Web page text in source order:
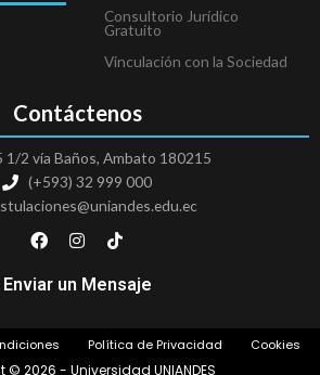
Consultorio Jurídico
Gratuito
Vinculación con la Sociedad
Contáctenos
1/2 vía Baños, Ambato 180215
(+593) 32 999 000
F
a
e
o
k
I
n
t
r
m
T
i
t
Enviar un Mensaje
© 2026 - Universidad UNIANDES
Política de Privacidad Cookies